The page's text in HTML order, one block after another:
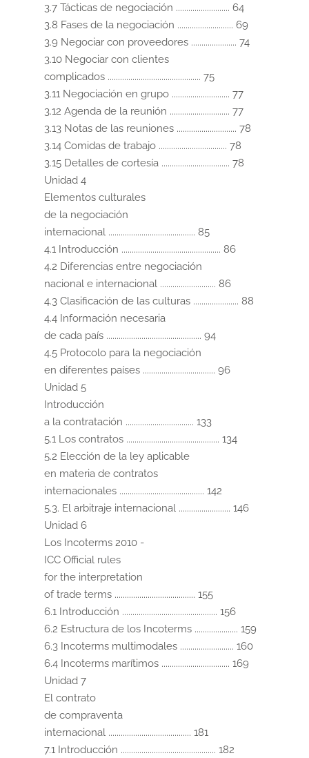
3.7 Tácticas de negociación .......................... 64
3.8 Fases de la negociación ........................... 69
3.9 Negociar con proveedores ...................... 74
3.10 Negociar con clientes
complicados ............................................. 75
3.11 Negociación en grupo ............................ 77
3.12 Agenda de la reunión ............................. 77
3.13 Notas de las reuniones ............................. 78
3.14 Comidas de trabajo ................................. 78
3.15 Detalles de cortesía ................................. 78
Unidad 4
Elementos culturales
de la negociación
internacional .......................................... 85
4.1 Introducción ................................................ 86
4.2 Diferencias entre negociación
nacional e internacional ........................... 86
4.3 Clasificación de las culturas ...................... 88
4.4 Información necesaria
de cada país .............................................. 94
4.5 Protocolo para la negociación
en diferentes países ................................... 96
Unidad 5
Introducción
a la contratación ................................. 133
5.1 Los contratos ............................................. 134
5.2 Elección de la ley aplicable
en materia de contratos
internacionales ......................................... 142
5.3. El arbitraje internacional ......................... 146
Unidad 6
Los Incoterms 2010 -
ICC Official rules
for the interpretation
of trade terms ....................................... 155
6.1 Introducción .............................................. 156
6.2 Estructura de los Incoterms ..................... 159
6.3 Incoterms multimodales .......................... 160
6.4 Incoterms marítimos ................................. 169
Unidad 7
El contrato
de compraventa
internacional ........................................ 181
7.1 Introducción .............................................. 182